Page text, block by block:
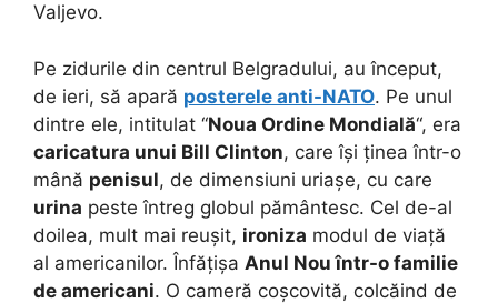
Valjevo.
Pe zidurile din centrul Belgradului, au început,
de ieri, să apară posterele anti-NATO. Pe unul
dintre ele, intitulat “Noua Ordine Mondială“, era
caricatura unui Bill Clinton, care își ținea într-o
mână penisul, de dimensiuni uriașe, cu care
urina peste întreg globul pământesc. Cel de-al
doilea, mult mai reușit, ironiza modul de viață
al americanilor. Înfățișa Anul Nou într-o familie
de americani. O cameră coșcovită, colcăind de